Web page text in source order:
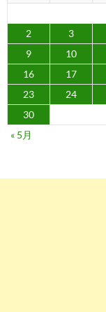
2
3
9
10
16
17
23
24
30
« 5月